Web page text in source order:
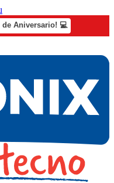
de Aniversario! 💻